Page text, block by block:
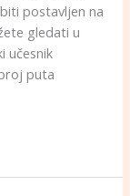
biti postavljen na
gledati u
učesnik
puta